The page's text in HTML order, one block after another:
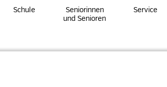
Schule
Seniorinnen
und Senioren
Service